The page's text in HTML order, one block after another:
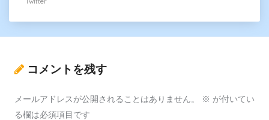
コメントを残す
メールアドレスが公開されることはありません。 ※ が付いてい
る欄は必須項目です